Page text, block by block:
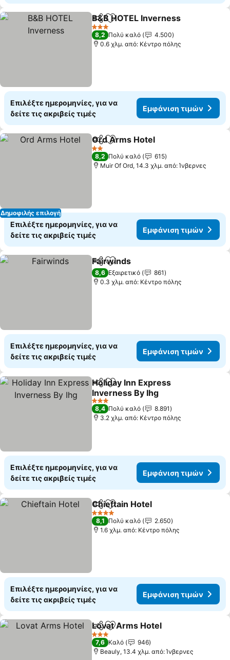
Κοινοποίηση
Προσθήκη στα αγαπημένα
B&B HOTEL Inverness
3 Αστέρια
8,2 Πολύ καλό
4.500
0.6 χλμ. από: Κέντρο πόλης
Επιλέξτε ημερομηνίες, για να
δείτε τις ακριβείς τιμές
Εμφάνιση τιμών
Δημοφιλής επιλογή
Κοινοποίηση
Προσθήκη στα αγαπημένα
Ord Arms Hotel
2 Αστέρια
8,2 Πολύ καλό
615
Muir Of Ord, 14.3 χλμ. από: Ίνβερνες
Επιλέξτε ημερομηνίες, για να
δείτε τις ακριβείς τιμές
Εμφάνιση τιμών
Κοινοποίηση
Προσθήκη στα αγαπημένα
Fairwinds
8,6 Εξαιρετικό
861
0.3 χλμ. από: Κέντρο πόλης
Επιλέξτε ημερομηνίες, για να
δείτε τις ακριβείς τιμές
Εμφάνιση τιμών
Κοινοποίηση
Προσθήκη στα αγαπημένα
Holiday Inn Express
Inverness By Ihg
3 Αστέρια
8,4 Πολύ καλό
8.891
3.2 χλμ. από: Κέντρο πόλης
Επιλέξτε ημερομηνίες, για να
δείτε τις ακριβείς τιμές
Εμφάνιση τιμών
Κοινοποίηση
Προσθήκη στα αγαπημένα
Chieftain Hotel
4 Αστέρια
8,1 Πολύ καλό
2.650
1.6 χλμ. από: Κέντρο πόλης
Επιλέξτε ημερομηνίες, για να
δείτε τις ακριβείς τιμές
Εμφάνιση τιμών
Κοινοποίηση
Προσθήκη στα αγαπημένα
Lovat Arms Hotel
3 Αστέρια
7,6 Καλό
946
Beauly, 13.4 χλμ. από: Ίνβερνες